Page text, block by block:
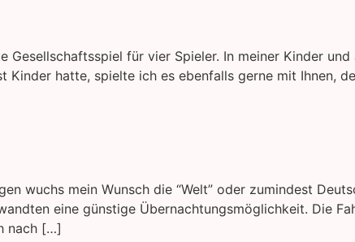
Gesellschaftsspiel für vier Spieler. In meiner Kinder
hatte, spielte ich es ebenfalls gerne mit Ihnen,
wuchs mein Wunsch die “Welt” oder zumindest
eine günstige Übernachtungsmöglichkeit. Die
nach […]